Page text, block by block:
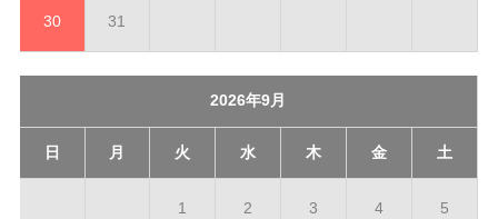
30 31
2026年9月
日 月 火 水 木 金 土
1 2 3 4 5